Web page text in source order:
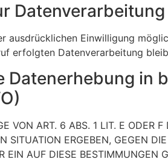
Datenverarbeitung
ausdrücklichen Einwilligung
erfolgten Datenverarbeitung
in
VON ART. 6 ABS. 1 LIT. E ODER
SITUATION ERGEBEN, GEGEN
AUF DIESE BESTIMMUNGEN